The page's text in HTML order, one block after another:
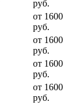
руб.
от 1600
руб.
от 1600
руб.
от 1600
руб.
от 1600
руб.